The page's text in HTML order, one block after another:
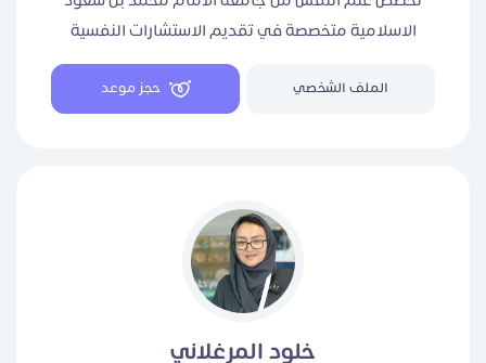
الاسلامية متخصصة في تقديم الاستشارات النفسية
والعلاج النفسي (للسيدات فقط) القلق ~ التوتر ~ ضعف
تقدير الذات ~ الاكتئاب (انت هو الحل ) كود 20٪ للجلسة
الملف الشخصي حجز موعد
خلود المرغلاني